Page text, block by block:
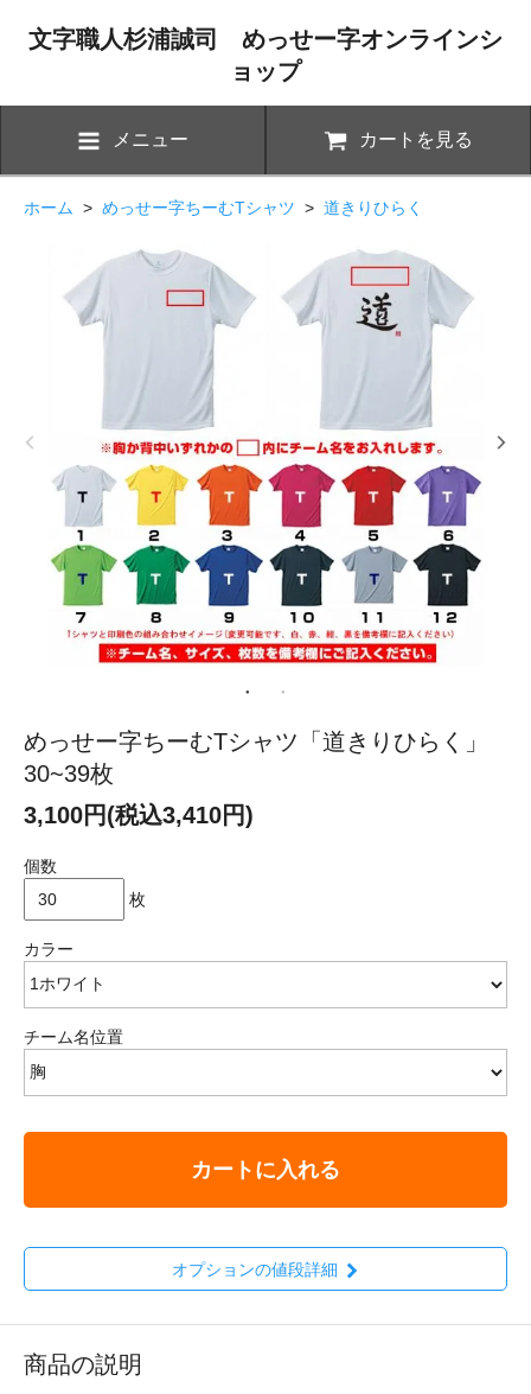
文字職人杉浦誠司 めっせー字オンラインシ
ョップ
メニュー カートを見る
ホーム > めっせー字ちーむTシャツ > 道きりひらく
めっせー字ちーむTシャツ「道きりひらく」
30~39枚
3,100円(税込3,410円)
個数
枚
カラー
チーム名位置
カートに入れる
オプションの値段詳細
商品の説明